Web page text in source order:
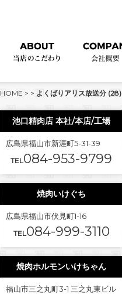
HOME > > よくばりアリス放送分 (28)
池口精肉店 本社/本店/工場
広島県福山市新涯町5-31-39
TEL084-953-9799
焼肉いけぐち
広島県福山市伏見町1-16
TEL084-999-3110
焼肉ホルモンいけちゃん
福山市三之丸町3-1 三之丸東ビル